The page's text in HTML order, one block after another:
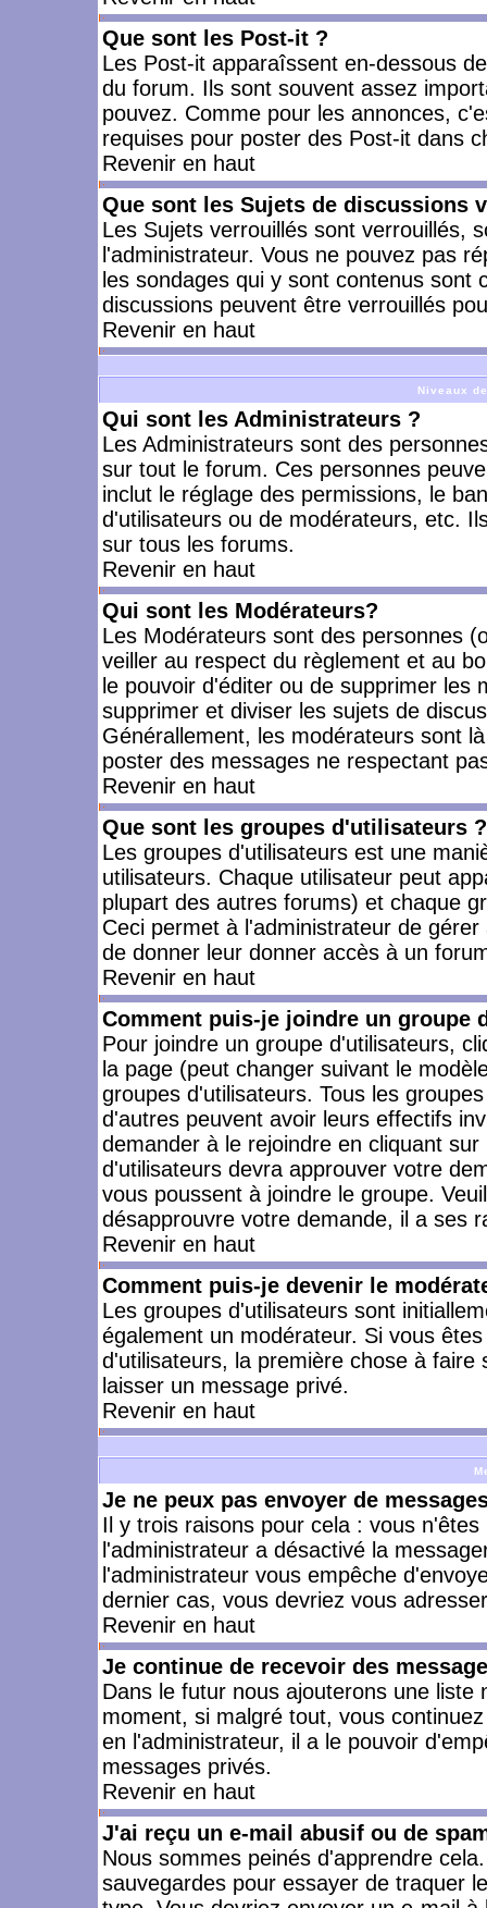
Que sont les Post-it ?
Les Post-it apparaîssent en-dessous
du forum. Ils sont souvent assez
pouvez. Comme pour les annonces,
requises pour poster des Post-it dans
Revenir en haut
Que sont les Sujets de discussions
Les Sujets verrouillés sont verrouillés,
l'administrateur. Vous ne pouvez pas
les sondages qui y sont contenus
discussions peuvent être verrouillés
Revenir en haut
Niveaux
Qui sont les Administrateurs ?
Les Administrateurs sont des
sur tout le forum. Ces personnes
inclut le réglage des permissions, le
d'utilisateurs ou de modérateurs, etc.
sur tous les forums.
Revenir en haut
Qui sont les Modérateurs?
Les Modérateurs sont des personnes
veiller au respect du règlement et au
le pouvoir d'éditer ou de supprimer les
supprimer et diviser les sujets de
Générallement, les modérateurs sont
poster des messages ne respectant
Revenir en haut
Que sont les groupes d'utilisateurs ?
Les groupes d'utilisateurs est une
utilisateurs. Chaque utilisateur peut
plupart des autres forums) et chaque
Ceci permet à l'administrateur de
de donner leur donner accès à un
Revenir en haut
Comment puis-je joindre un groupe
Pour joindre un groupe d'utilisateurs,
la page (peut changer suivant le
groupes d'utilisateurs. Tous les
d'autres peuvent avoir leurs effectifs
demander à le rejoindre en cliquant
d'utilisateurs devra approuver votre
vous poussent à joindre le groupe.
désapprouvre votre demande, il a ses
Revenir en haut
Comment puis-je devenir le
Les groupes d'utilisateurs sont
également un modérateur. Si vous
d'utilisateurs, la première chose à
laisser un message privé.
Revenir en haut
Je ne peux pas envoyer de
Il y trois raisons pour cela : vous
l'administrateur a désactivé la
l'administrateur vous empêche
dernier cas, vous devriez vous
Revenir en haut
Je continue de recevoir des
Dans le futur nous ajouterons une
moment, si malgré tout, vous
en l'administrateur, il a le pouvoir
messages privés.
Revenir en haut
J'ai reçu un e-mail abusif ou de
Nous sommes peinés d'apprendre
sauvegardes pour essayer de traquer